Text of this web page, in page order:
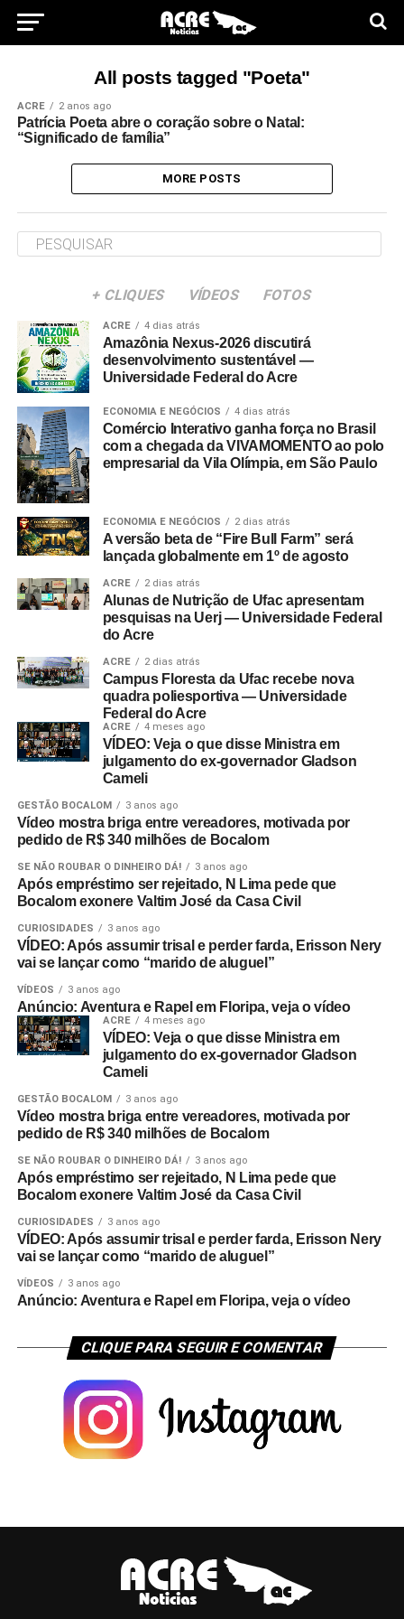
All posts tagged "Poeta"
ACRE 2 anos ago
Patrícia Poeta abre o coração sobre o Natal:
“Significado de família”
MORE POSTS
+ CLIQUES VÍDEOS FOTOS
ACRE 4 dias atrás
Amazônia Nexus-2026 discutirá
desenvolvimento sustentável —
Universidade Federal do Acre
ECONOMIA E NEGÓCIOS 4 dias atrás
Comércio Interativo ganha força no Brasil
com a chegada da VIVAMOMENTO ao polo
empresarial da Vila Olímpia, em São Paulo
ECONOMIA E NEGÓCIOS 2 dias atrás
A versão beta de “Fire Bull Farm” será
lançada globalmente em 1º de agosto
ACRE 2 dias atrás
Alunas de Nutrição de Ufac apresentam
pesquisas na Uerj — Universidade Federal
do Acre
ACRE 2 dias atrás
Campus Floresta da Ufac recebe nova
quadra poliesportiva — Universidade
Federal do Acre
ACRE 4 meses ago
VÍDEO: Veja o que disse Ministra em
julgamento do ex-governador Gladson
Cameli
GESTÃO BOCALOM 3 anos ago
Vídeo mostra briga entre vereadores, motivada por
pedido de R$ 340 milhões de Bocalom
SE NÃO ROUBAR O DINHEIRO DÁ! 3 anos ago
Após empréstimo ser rejeitado, N Lima pede que
Bocalom exonere Valtim José da Casa Civil
CURIOSIDADES 3 anos ago
VÍDEO: Após assumir trisal e perder farda, Erisson Nery
vai se lançar como “marido de aluguel”
VÍDEOS 3 anos ago
Anúncio: Aventura e Rapel em Floripa, veja o vídeo
ACRE 4 meses ago
VÍDEO: Veja o que disse Ministra em
julgamento do ex-governador Gladson
Cameli
GESTÃO BOCALOM 3 anos ago
Vídeo mostra briga entre vereadores, motivada por
pedido de R$ 340 milhões de Bocalom
SE NÃO ROUBAR O DINHEIRO DÁ! 3 anos ago
Após empréstimo ser rejeitado, N Lima pede que
Bocalom exonere Valtim José da Casa Civil
CURIOSIDADES 3 anos ago
VÍDEO: Após assumir trisal e perder farda, Erisson Nery
vai se lançar como “marido de aluguel”
VÍDEOS 3 anos ago
Anúncio: Aventura e Rapel em Floripa, veja o vídeo
CLIQUE PARA SEGUIR E COMENTAR